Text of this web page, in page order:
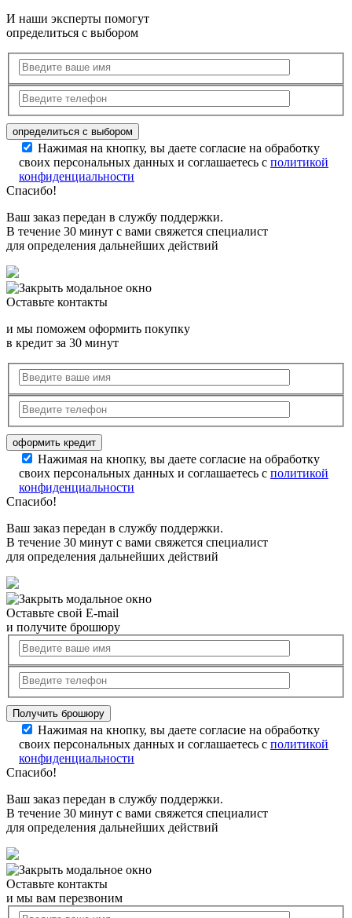
И наши эксперты помогут
определиться с выбором
Нажимая на кнопку, вы даете согласие на обработку
своих персональных данных и соглашаетесь с политикой
конфиденциальности
Спасибо!
Ваш заказ передан в службу поддержки.
В течение 30 минут с вами свяжется специалист
для определения дальнейших действий
Оставьте контакты
и мы поможем оформить покупку
в кредит за 30 минут
Нажимая на кнопку, вы даете согласие на обработку
своих персональных данных и соглашаетесь с политикой
конфиденциальности
Спасибо!
Ваш заказ передан в службу поддержки.
В течение 30 минут с вами свяжется специалист
для определения дальнейших действий
Оставьте свой E-mail
и получите брошюру
Нажимая на кнопку, вы даете согласие на обработку
своих персональных данных и соглашаетесь с политикой
конфиденциальности
Спасибо!
Ваш заказ передан в службу поддержки.
В течение 30 минут с вами свяжется специалист
для определения дальнейших действий
Оставьте контакты
и мы вам перезвоним